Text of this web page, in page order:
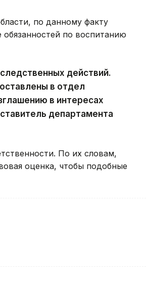
по данному факту
по воспитанию
действий.
в отдел
в интересах
департамента
По их словам,
оценка, чтобы подобные